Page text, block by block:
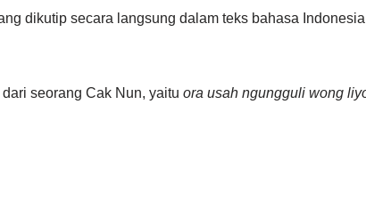
dikutip secara langsung dalam teks bahasa
seorang Cak Nun, yaitu ora usah ngungguli wong